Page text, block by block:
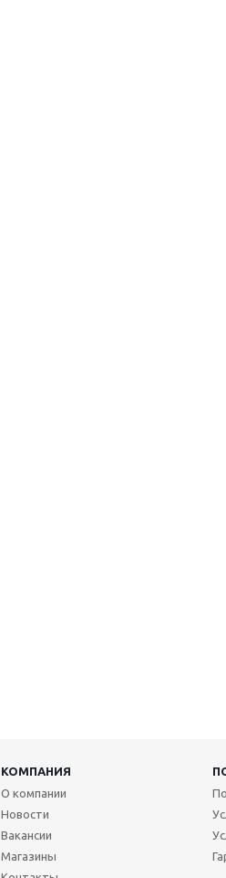
КОМПАНИЯ
О компании
Новости
Вакансии
Магазины